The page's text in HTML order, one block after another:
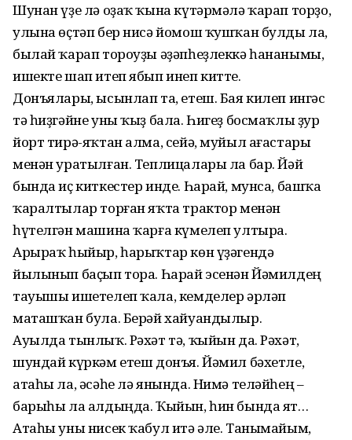
Шунан үҙе лә оҙаҡ ҡына күтәрмәлә ҡарап торҙо,
улына өҫтәп бер нисә йомош ҡушҡан булды ла,
былай ҡарап тороуҙы әҙәпһеҙлеккә һананымы,
ишекте шап итеп ябып инеп китте.
Донъялары, ысынлап та, етеш. Бая килеп ингәс
тә һиҙгәйне уны ҡыҙ бала. Һигеҙ босмаҡлы ҙур
йорт тирә-яҡтан алма, сейә, муйыл ағастары
менән уратылған. Теплицалары ла бар. Йәй
бында иҫ киткестер инде. Һарай, мунса, башҡа
ҡаралтылар торған яҡта трактор менән
һүтелгән машина ҡарға күмелеп ултыра.
Арыраҡ һыйыр, һарыҡтар көн үҙәгендә
йылынып баҫып тора. Һарай эсенән Йәмилдең
тауышы ишетелеп ҡала, кемделер әрләп
маташҡан була. Берәй хайуандылыр.
Ауылда тынлыҡ. Рәхәт тә, ҡыйын да. Рәхәт,
шундай күркәм етеш донъя. Йәмил бәхетле,
атаһы ла, әсәһе лә янында. Нимә теләйһең –
барыһы ла алдыңда. Ҡыйын, һин бында ят…
Атаһы уны нисек ҡабул итә әле. Танымайым,